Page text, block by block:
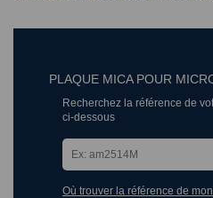
PLAQUE MICA POUR
Recherchez la référence de
ci-dessous
Où trouver la référence de